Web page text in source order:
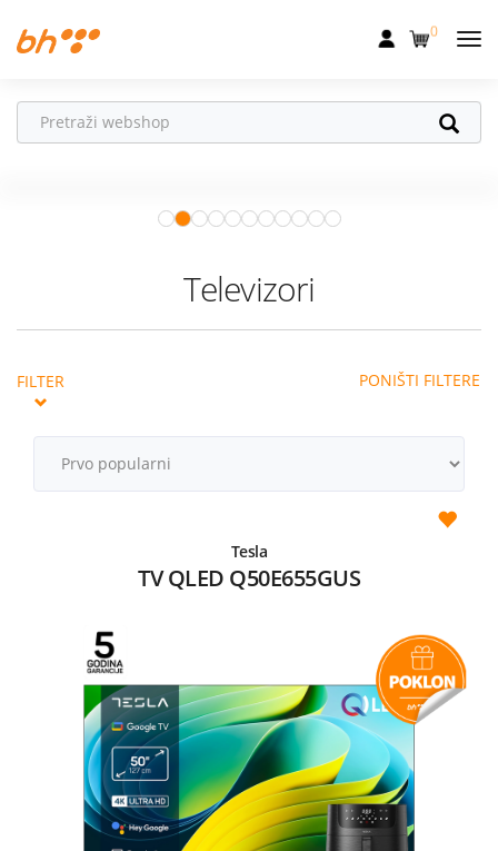
Fiksna
Akcije
Podrška
0
Ne propusti
od 04.08.–31.08. očekuju te
super pokloni!
Televizori
FILTER PONIŠTI FILTERE
Tesla
TV QLED Q50E655GUS